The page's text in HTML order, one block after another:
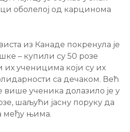
оболелој од карцинома
из Канаде покренула је
– купили су 50 розе
ученицима који су их
са дечаком. Већ
више ученика долазило је у
шаљући јасну поруку да
међу њима.